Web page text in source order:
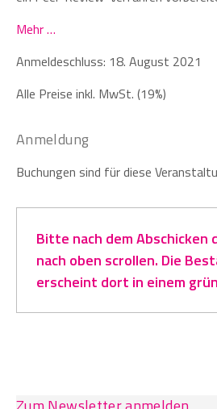
Mehr …
Anmeldeschluss: 18. August 2021
Alle Preise inkl. MwSt. (19%)
Anmeldung
Buchungen sind für diese
Bitte nach dem Abschicken
nach oben scrollen. Die
erscheint dort in einem